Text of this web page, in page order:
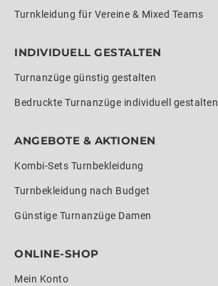
Turnkleidung für Vereine & Mixed Teams
INDIVIDUELL GESTALTEN
Turnanzüge günstig gestalten
Bedruckte Turnanzüge individuell gestalten
ANGEBOTE & AKTIONEN
Kombi-Sets Turnbekleidung
Turnbekleidung nach Budget
Günstige Turnanzüge Damen
ONLINE-SHOP
Mein Konto